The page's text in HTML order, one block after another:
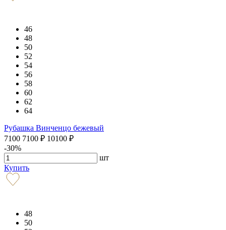
46
48
50
52
54
56
58
60
62
64
Рубашка Винченцо бежевый
7100 7100 ₽ 10100 ₽
-30%
шт
Купить
48
50